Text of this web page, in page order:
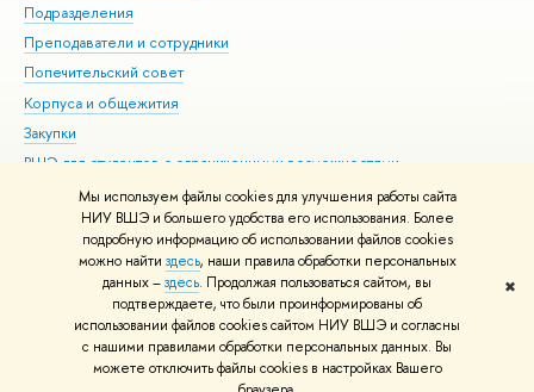
Мы используем файлы cookies для улучшения работы сайта
НИУ ВШЭ и большего удобства его использования. Более
подробную информацию об использовании файлов cookies
можно найти здесь, наши правила обработки персональных
данных –здесь. Продолжая пользоваться сайтом, вы
подтверждаете, что были проинформированы об
использовании файлов cookies сайтом НИУ ВШЭ и согласны
с нашими правилами обработки персональных данных. Вы
можете отключить файлы cookies в настройках Вашего
✖
Подразделения
Преподаватели и сотрудники
Попечительский совет
Корпуса и общежития
Закупки
ВШЭ для студентов с ограниченными возможностями
здоровья и инвалидностью
Версия для слабовидящих
Единая платежная страница
© НИУ ВШЭ 1993–2026 Адреса и контакты Условия использования
материалов Политика конфиденциальности Карта сайта
Шрифты HSE Sans и HSE Slab разработаны вШколе дизайна НИУ ВШЭ